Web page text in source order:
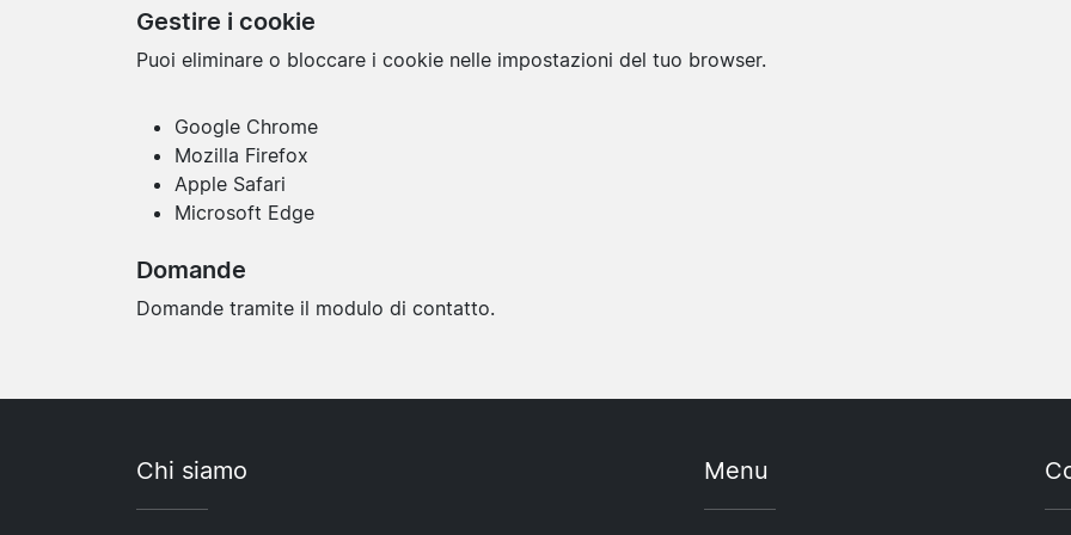
Gestire i cookie
Puoi eliminare o bloccare i cookie nelle impostazioni del tuo browser.
Google Chrome
Mozilla Firefox
Apple Safari
Microsoft Edge
Domande
Domande tramite il modulo di contatto.
Chi siamo Menu